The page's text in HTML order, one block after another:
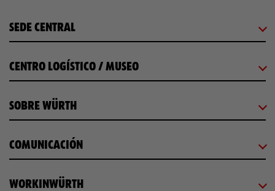
SEDE CENTRAL
CENTRO LOGÍSTICO / MUSEO
SOBRE WÜRTH
COMUNICACIÓN
WORKINWÜRTH